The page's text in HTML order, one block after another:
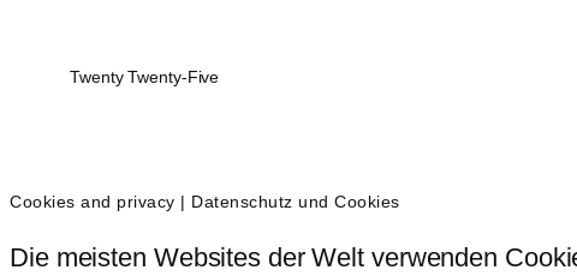
Twenty Twenty-Five
Cookies and privacy | Datenschutz und Cookies
Die meisten Websites der Welt verwenden